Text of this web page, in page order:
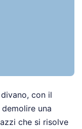
con il
una
che si risolve